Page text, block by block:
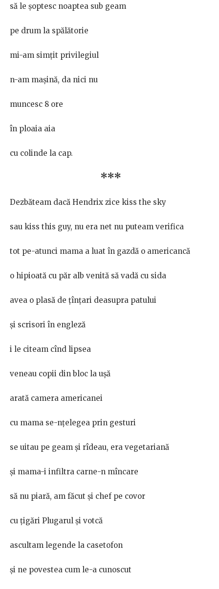
să le șoptesc noaptea sub geam
pe drum la spălătorie
mi-am simțit privilegiul
n-am mașină, da nici nu
muncesc 8 ore
în ploaia aia
cu colinde la cap.
***
Dezbăteam dacă Hendrix zice kiss the sky
sau kiss this guy, nu era net nu puteam verifica
tot pe-atunci mama a luat în gazdă o americancă
o hipioată cu păr alb venită să vadă cu sida
avea o plasă de țînțari deasupra patului
și scrisori în engleză
i le citeam cînd lipsea
veneau copii din bloc la ușă
arată camera americanei
cu mama se-nțelegea prin gesturi
se uitau pe geam și rîdeau, era vegetariană
și mama-i infiltra carne-n mîncare
să nu piară, am făcut și chef pe covor
cu țigări Plugarul și votcă
ascultam legende la casetofon
și ne povestea cum le-a cunoscut